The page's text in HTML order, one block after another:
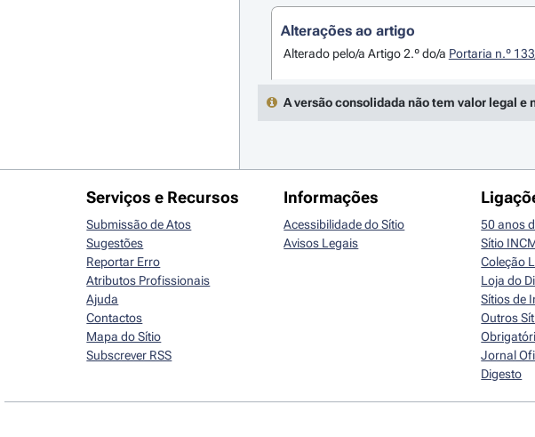
Alterações ao artigo
Alterado pelo/a Artigo 2.º do/a Portaria n.º
A versão consolidada não tem valor legal
Serviços e Recursos
Submissão de Atos
Sugestões
Reportar Erro
Atributos Profissionais
Ajuda
Contactos
Mapa do Sítio
Subscrever RSS
Informações
Acessibilidade do Sítio
Avisos Legais
50 anos
Sítio
Coleção
Loja do
Sítios de
Outros
Jornal
Digesto